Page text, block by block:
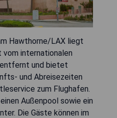
Hawthorne/LAX liegt
vom internationalen
und bietet
und Abreisezeiten
zum Flughafen.
Außenpool sowie ein
Die Gäste können im